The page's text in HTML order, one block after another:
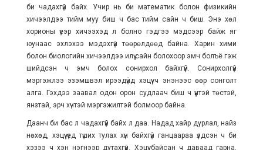
би чадахгүй байх. Учир нь би математик болон физикийн
хичээлдээ тийм муу биш ч бас тийм сайн ч биш. Энэ хөл
хорионы үеэр хичээхэд л болно гэдгээ мэдсээр байж яг
юунаас эхлэхээ мэдэхгүй төөрөлдөөд байна. Харин хими
болон биологийн хичээлдээ илүү сайн болохоор эмч болъё гэж
шийдсэн ч эмч болох сонирхол байхгүй. Сонирхолгүй
мэргэжлээ эзэмшвэл ирээдүйд хэцүү ч энэнээс өөр сонголт
алга. Гэхдээ заавал одон орон судлаач биш ч үүнтэй төстэй,
янзтай, эрч хүчтэй мэргэжилтэй болмоор байна.
Даанч би бас л чадахгүй байх л даа. Надад хайр дурлал, найз
нөхөд, хэцүү үед түших тулах хүн байхгүй ганцаараа үлдсэн ч би
хэзээ ч хэн нэгнээр дутахгүй. Хэцүү байсан ч даваад гарна.